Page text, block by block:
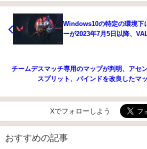
Windows10の特定の環境下
ーが2023年7月5日以降、
チームデスマッチ専用のマップが判明、アセン
スプリット、バインドを改良したマ
Xでフォローしよう
おすすめの記事